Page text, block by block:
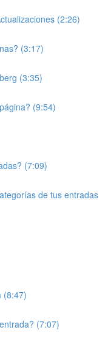
(2:26)
(3:17)
(3:35)
(9:54)
(7:09)
de tus entradas
(8:47)
(7:07)